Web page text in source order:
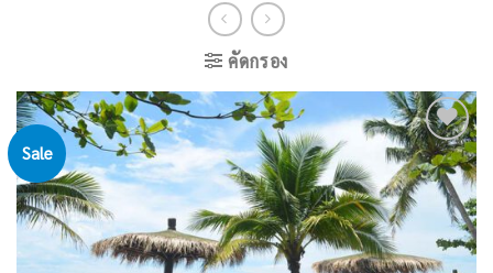
คัดกรอง
Sale
Add to
wishlist